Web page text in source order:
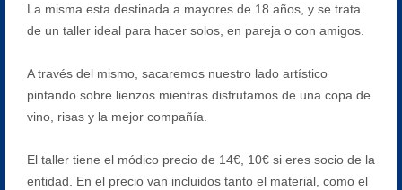
La misma esta destinada a mayores de 18 años, y se trata
de un taller ideal para hacer solos, en pareja o con amigos.
A través del mismo, sacaremos nuestro lado artístico
pintando sobre lienzos mientras disfrutamos de una copa de
vino, risas y la mejor compañía.
El taller tiene el módico precio de 14€, 10€ si eres socio de la
entidad. En el precio van incluidos tanto el material, como el